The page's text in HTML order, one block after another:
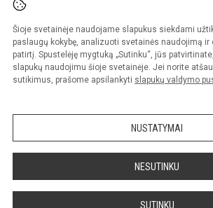
Šioje svetainėje naudojame slapukus siekdami
paslaugų kokybę, analizuoti svetainės naudojimą
patirtį. Spustelėję mygtuką „Sutinku“, jūs
slapukų naudojimu šioje svetainėje. Jei norite
sutikimus, prašome apsilankyti slapukų valdymo
NUSTATYMAI
NESUTINKU
SUTINKU
© 2026. Panevėžio Juozo Balčikonio gimnazija.
Kopijuoti turinį be raštiško gimnazijos sutikimo
Prieinamumo paraiška Slapukų
Sumanus būdas atnaujinti